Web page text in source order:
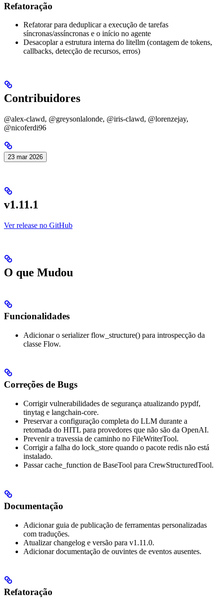
Refatoração
Refatorar para deduplicar a execução de tarefas
síncronas/assíncronas e o início no agente
Desacoplar a estrutura interna do litellm (contagem de tokens,
callbacks, detecção de recursos, erros)
Contribuidores
@alex-clawd, @greysonlalonde, @iris-clawd, @lorenzejay,
@nicoferdi96
23 mar 2026
v1.11.1
Ver release no GitHub
O que Mudou
Funcionalidades
Adicionar o serializer flow_structure() para introspecção da
classe Flow.
Correções de Bugs
Corrigir vulnerabilidades de segurança atualizando pypdf,
tinytag e langchain-core.
Preservar a configuração completa do LLM durante a
retomada do HITL para provedores que não são da OpenAI.
Prevenir a travessia de caminho no FileWriterTool.
Corrigir a falha do lock_store quando o pacote redis não está
instalado.
Passar cache_function de BaseTool para CrewStructuredTool.
Documentação
Adicionar guia de publicação de ferramentas personalizadas
com traduções.
Atualizar changelog e versão para v1.11.0.
Adicionar documentação de ouvintes de eventos ausentes.
Refatoração